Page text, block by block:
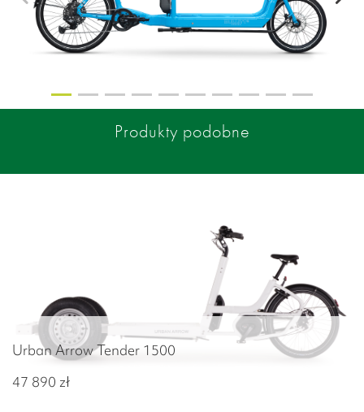
Produkty podobne
Urban Arrow Tender 1500
47 890 zł